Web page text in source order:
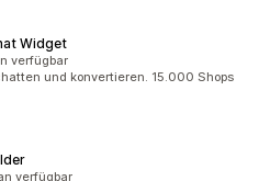
Widget
verfügbar
und konvertieren. 15.000 Shops
verfügbar